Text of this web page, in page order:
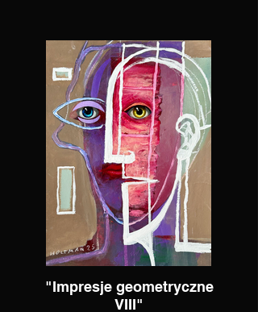
"Impresje geometryczne
VIII"